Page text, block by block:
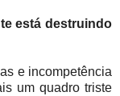
está destruindo
e incompetência
um quadro triste